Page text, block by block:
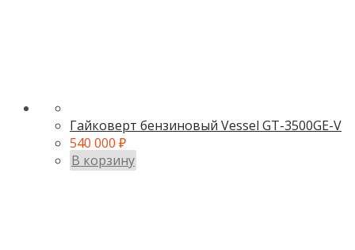
Гайковерт бензиновый Vessel GT-3500GE-V
540 000 ₽
В корзину